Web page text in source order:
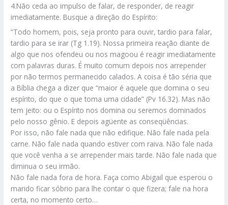
4.Não ceda ao impulso de falar, de responder, de reagir
imediatamente. Busque a direção do Espírito:
“Todo homem, pois, seja pronto para ouvir, tardio para falar,
tardio para se irar (Tg 1.19). Nossa primeira reação diante de
algo que nos ofendeu ou nos magoou é reagir imediatamente
com palavras duras. É muito comum depois nos arrepender
por não termos permanecido calados. A coisa é tão séria que
a Bíblia chega a dizer que “maior é aquele que domina o seu
espírito, do que o que toma uma cidade” (Pv 16.32). Mas não
tem jeito: ou o Espírito nos domina ou seremos dominados
pelo nosso gênio. E depois agüente as conseqüências.
Por isso, não fale nada que não edifique. Não fale nada pela
carne. Não fale nada quando estiver com raiva. Não fale nada
que você venha a se arrepender mais tarde. Não fale nada que
diminua o seu irmão.
Não fale nada fora de hora. Faça como Abigail que esperou o
marido ficar sóbrio para lhe contar o que fizera; fale na hora
certa, no momento certo…